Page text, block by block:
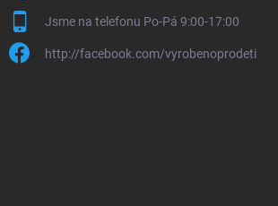
Jsme na telefonu Po-Pá 9:00-17:00
http://facebook.com/vyrobenoprodeti